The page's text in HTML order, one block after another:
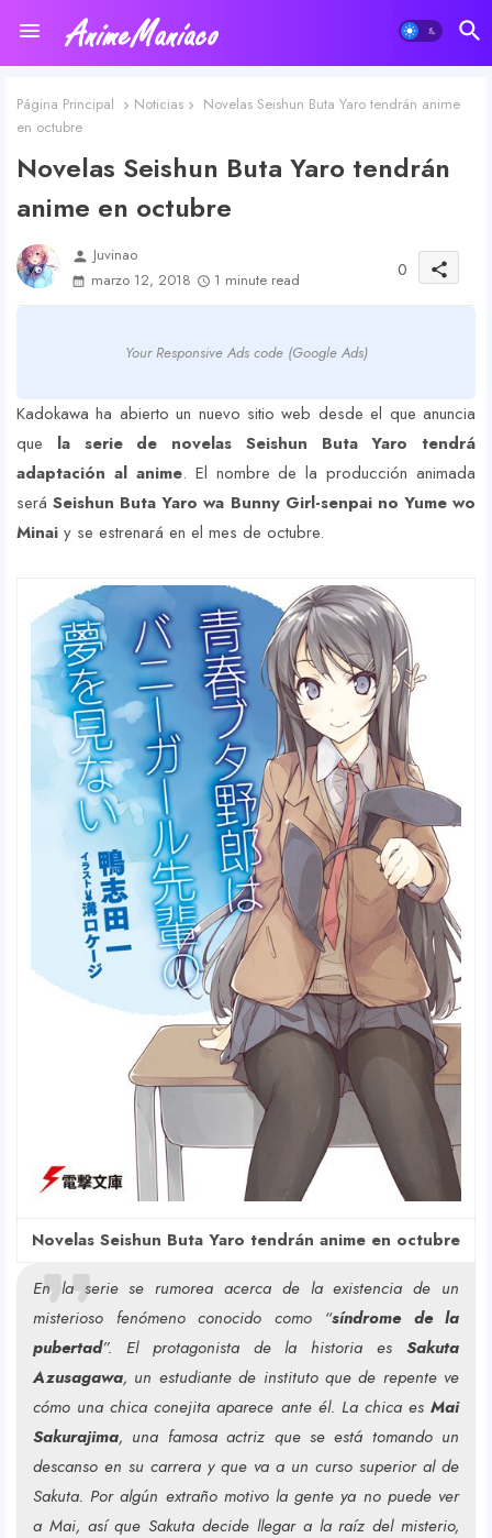
Página Principal Noticias
Novelas Seishun Buta Yaro tendrán anime
en octubre
Novelas Seishun Buta Yaro tendrán
anime en octubre
person Juvinao
marzo 12, 2018
1 minute read 0 share
Your Responsive Ads code (Google Ads)
Kadokawa ha abierto un nuevo sitio web desde el que anuncia
que la serie de novelas Seishun Buta Yaro tendrá
adaptación al anime. El nombre de la producción animada
seráSeishun Buta Yaro wa Bunny Girl-senpai no Yume wo
Minai y se estrenará en el mes de octubre.
Novelas Seishun Buta Yaro tendrán anime en octubre
En la serie se rumorea acerca de la existencia de un
misterioso fenómeno conocido como “síndrome de la
pubertad”. El protagonista de la historia es Sakuta
Azusagawa, un estudiante de instituto que de repente ve
cómo una chica conejita aparece ante él. La chica es Mai
Sakurajima, una famosa actriz que se está tomando un
descanso en su carrera y que va a un curso superior al de
Sakuta. Por algún extraño motivo la gente ya no puede ver
a Mai, así que Sakuta decide llegar a la raíz del misterio,